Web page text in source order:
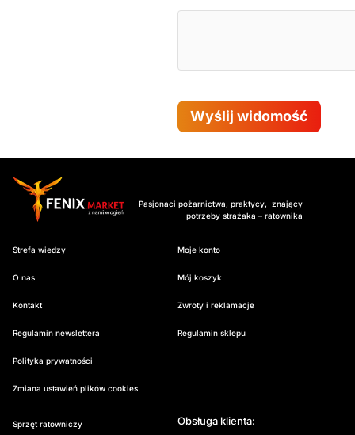
Wyślij widomość
Pasjonaci pożarnictwa, praktycy, znający
potrzeby strażaka – ratownika
Strefa wiedzy
O nas
Kontakt
Regulamin newslettera
Polityka prywatności
Zmiana ustawień plików cookies
Moje konto
Mój koszyk
Zwroty i reklamacje
Regulamin sklepu
Sprzęt ratowniczy Obsługa klienta: